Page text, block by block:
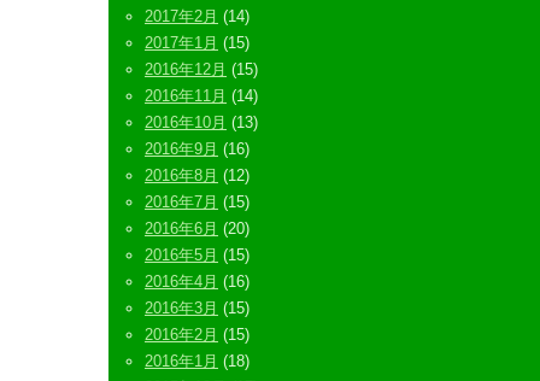
2017年2月 (14)
2017年1月 (15)
2016年12月 (15)
2016年11月 (14)
2016年10月 (13)
2016年9月 (16)
2016年8月 (12)
2016年7月 (15)
2016年6月 (20)
2016年5月 (15)
2016年4月 (16)
2016年3月 (15)
2016年2月 (15)
2016年1月 (18)